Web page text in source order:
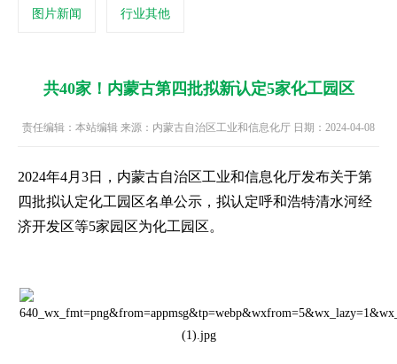
图片新闻 行业其他
共40家！内蒙古第四批拟新认定5家化工园区
责任编辑：本站编辑 来源：内蒙古自治区工业和信息化厅 日期：2024-04-08
2024年4月3日，内蒙古自治区工业和信息化厅发布关于第
四批拟认定化工园区名单公示，拟认定呼和浩特清水河经
济开发区等5家园区为化工园区。